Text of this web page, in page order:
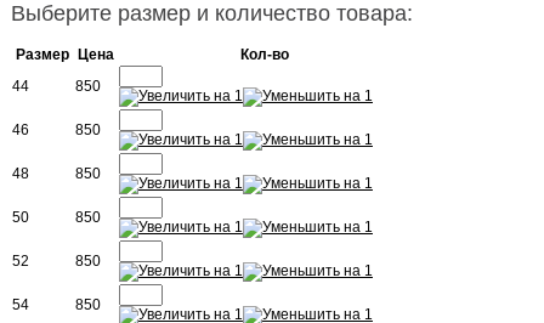
Выберите размер и количество товара:
Размер Цена
Кол-во
44
850
46 850
48 850
50 850
52 850
54 850